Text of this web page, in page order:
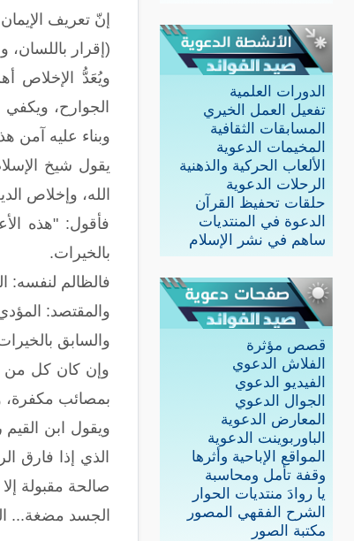
الدورات العلمية
تفعيل العمل الخيري
المسابقات الثقافية
المخيمات الدعوية
الألعاب الحركية والذهنية
الرحلات الدعوية
حلقات تحفيظ القرآن
الدعوة في المنتديات
ساهم في نشر الإسلام
قصص مؤثرة
الفلاش الدعوي
الفيديو الدعوي
الجوال الدعوي
المعارض الدعوية
الباوربوينت الدعوية
المواقع الإباحية وأثرها
وقفة تأمل ومحاسبة
يا روادَ منتديات الحوار
الشرح الفقهي المصور
مكتبة الصور
إنّ تعريف
(إقرار باللسان،
ويُعَدُّ الإخلاص
الجوارح،
وبناء عليه آمن
يقول شيخ
الله، وإخلاص
فأقول: "هذه
بالخيرات.
فالظالم
والمقتصد:
والسابق
وإن كان كل من
بمصائب مكفرة،
ويقول ابن
صالحة مقبولة
الجسد مضغة...